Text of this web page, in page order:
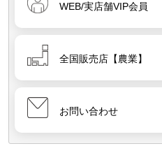
WEB/実店舗VIP会員
全国販売店【農業】
お問い合わせ